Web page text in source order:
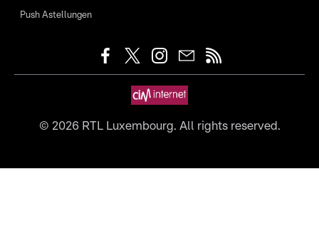
Push Astellungen
© 2026RTL Luxembourg. All rights reserved.